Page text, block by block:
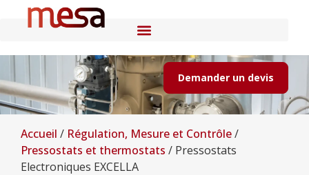
Demander un devis
Accueil / Régulation, Mesure et Contrôle/
Pressostats et thermostats / Pressostats
Electroniques EXCELLA